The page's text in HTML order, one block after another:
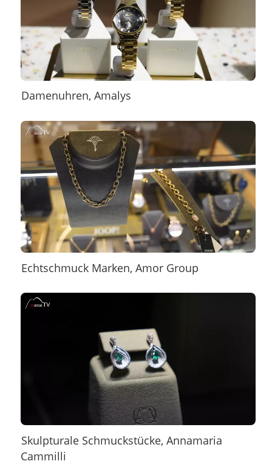
Damenuhren, Amalys
Echtschmuck Marken, Amor Group
Skulpturale Schmuckstücke, Annamaria
Cammilli